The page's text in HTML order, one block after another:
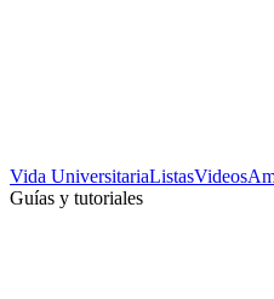
Vida UniversitariaListasVideos
Guías y tutoriales